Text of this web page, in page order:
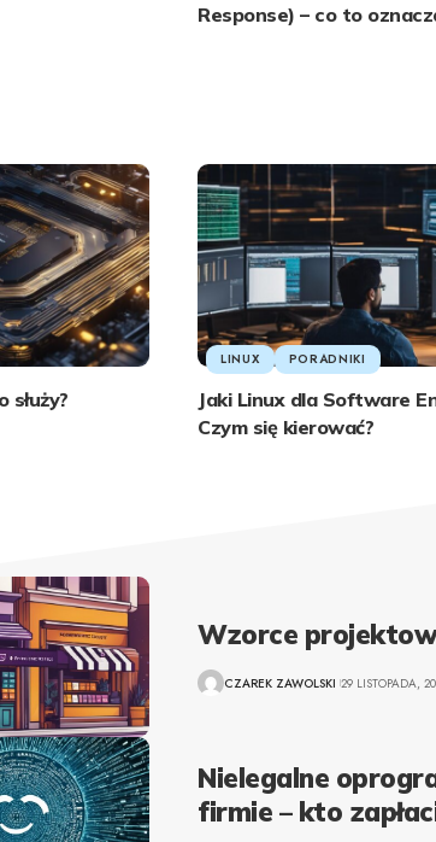
Response) – co to
służy?
LINUX PORADNIKI
Jaki Linux dla Software
Czym się kierować?
Wzorce
CZAREK ZAWOLSKI 29 LISTOPADA,
Nielegalne
firmie – kto